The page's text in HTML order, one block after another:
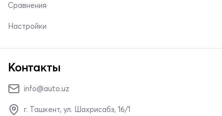
Сравнения
Настройки
Контакты
info@auto.uz
г. Ташкент, ул. Шахрисабз, 16/1